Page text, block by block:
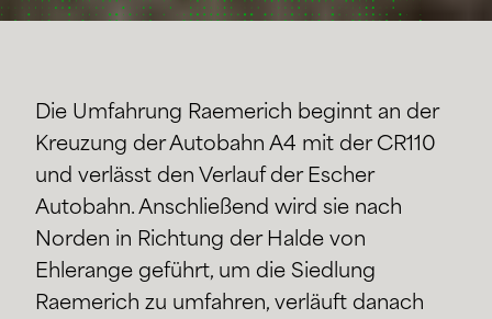
Die Umfahrung Raemerich beginnt an der
Kreuzung der Autobahn A4 mit der CR110
und verlässt den Verlauf der Escher
Autobahn. Anschließend wird sie nach
Norden in Richtung der Halde von
Ehlerange geführt, um die Siedlung
Raemerich zu umfahren, verläuft danach